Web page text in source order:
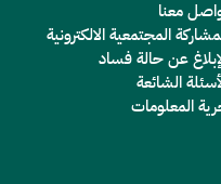
معنا
المجتمعية الالكترونية
عن حالة فساد
الشائعة
المعلومات